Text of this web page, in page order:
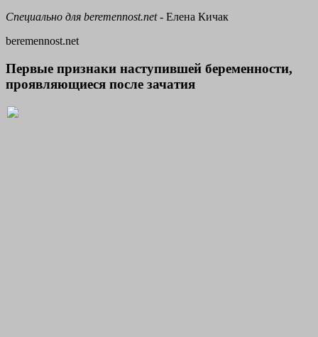
Специально для beremennost.net- Елена Кичак
beremennost.net
Первые признаки наступившей беременности,
проявляющиеся после зачатия